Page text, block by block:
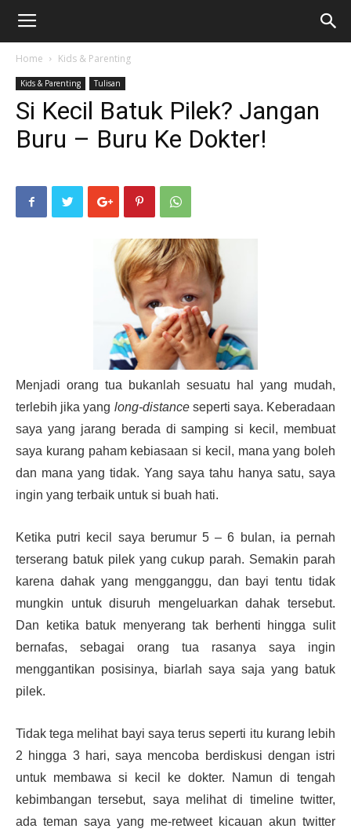
Home Kids & Parenting
Kids & Parenting Tulisan
Si Kecil Batuk Pilek? Jangan
Buru – Buru Ke Dokter!
Menjadi orang tua bukanlah sesuatu hal yang mudah,
terlebih jika yang long-distanceseperti saya. Keberadaan
saya yang jarang berada di samping si kecil, membuat
saya kurang paham kebiasaan si kecil, mana yang boleh
dan mana yang tidak. Yang saya tahu hanya satu, saya
ingin yang terbaik untuk si buah hati.
Ketika putri kecil saya berumur 5 – 6 bulan, ia pernah
terserang batuk pilek yang cukup parah. Semakin parah
karena dahak yang mengganggu, dan bayi tentu tidak
mungkin untuk disuruh mengeluarkan dahak tersebut.
Dan ketika batuk menyerang tak berhenti hingga sulit
bernafas, sebagai orang tua rasanya saya ingin
menggantikan posisinya, biarlah saya saja yang batuk
pilek.
Tidak tega melihat bayi saya terus seperti itu kurang lebih
2 hingga 3 hari, saya mencoba berdiskusi dengan istri
untuk membawa si kecil ke dokter. Namun di tengah
kebimbangan tersebut, saya melihat di timeline twitter,
ada teman saya yang me-retweet kicauan akun twitter